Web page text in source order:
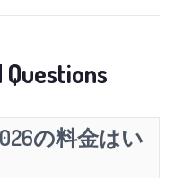
の料金はい